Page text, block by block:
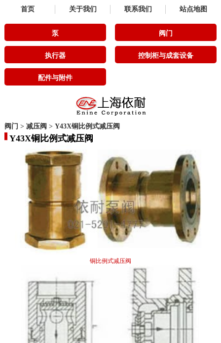
首页 关于我们 联系我们 站点地图
泵 阀门
执行器 控制柜与成套设备
配件与附件
阀门 > 减压阀 > Y43X铜比例式减压阀
Y43X铜比例式减压阀
铜比例式减压阀